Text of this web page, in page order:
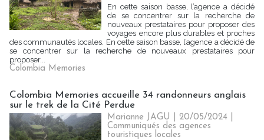
En cette saison basse, l’agence a décidé
de se concentrer sur la recherche de
nouveaux prestataires pour proposer des
voyages encore plus durables et proches
des communautés locales. En cette saison basse, l’agence a décidé de
se concentrer sur la recherche de nouveaux prestataires pour
proposer...
Colombia Memories
Colombia Memories accueille 34 randonneurs anglais
sur le trek de la Cité Perdue
Marianne JAGU | 20/05/2024
Communiqués des agences
touristiques locales